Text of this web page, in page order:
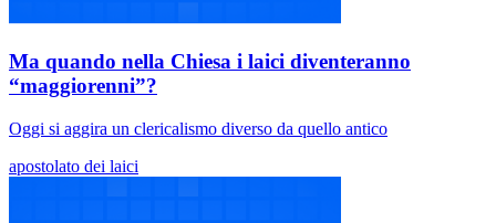
Ma quando nella Chiesa i laici diventeranno
“maggiorenni”?
Oggi si aggira un clericalismo diverso da quello antico
apostolato dei laici